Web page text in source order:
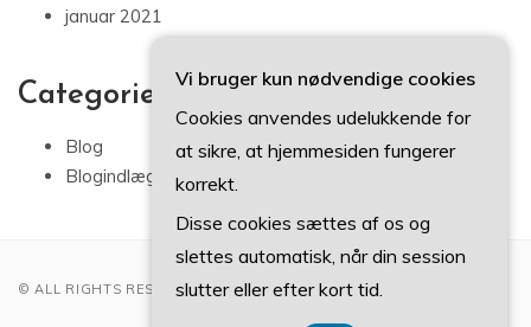
januar 2021
Categories
Blog
Blogindlæg
© ALL RIGHTS RESERVED 2022
Vi bruger kun nødvendige cookies
Cookies anvendes udelukkende for
at sikre, at hjemmesiden fungerer
korrekt.
Disse cookies sættes af os og
slettes automatisk, når din session
slutter eller efter kort tid.